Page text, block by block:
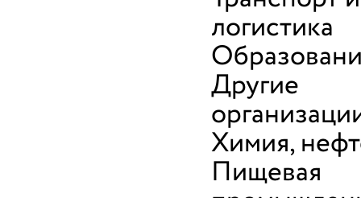
логистика
Другие
Химия,
Пищевая